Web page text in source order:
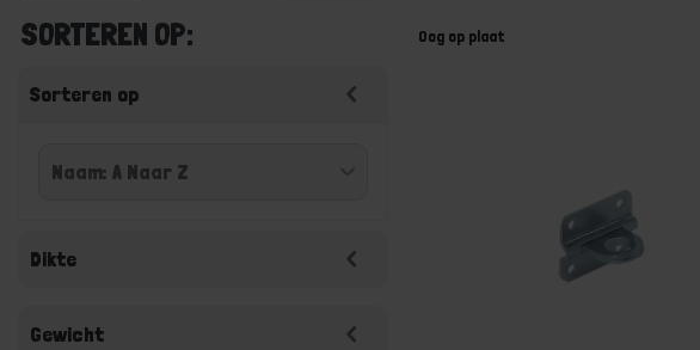
SORTEREN OP:
Sorteren op
Dikte
Gewicht
Oog op plaat